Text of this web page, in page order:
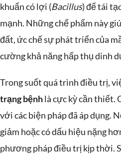
khuẩn có lợi (Bacillus) để tái
mạnh. Những chế phẩm này
đất, ức chế sự phát triển của
cường khả năng hấp thụ dinh
Trong suốt quá trình điều trị,
trạng bệnhlà cực kỳ cần thiết.
với các biện pháp đã áp dụng.
giảm hoặc có dấu hiệu nặng
phương pháp điều trị kịp thời.